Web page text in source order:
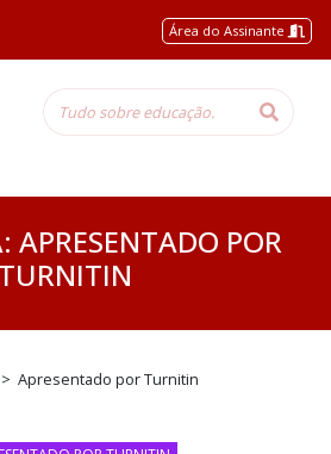
apenas nessa página */
Área do Assinante
APRESENTADO POR
TURNITIN
> Apresentado por Turnitin